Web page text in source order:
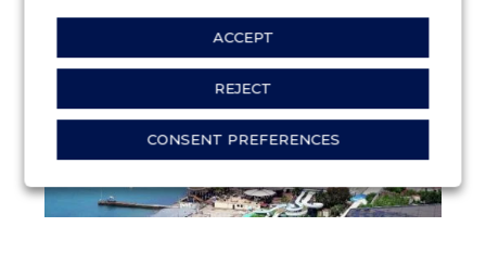
ACCEPT
REJECT
CONSENT PREFERENCES